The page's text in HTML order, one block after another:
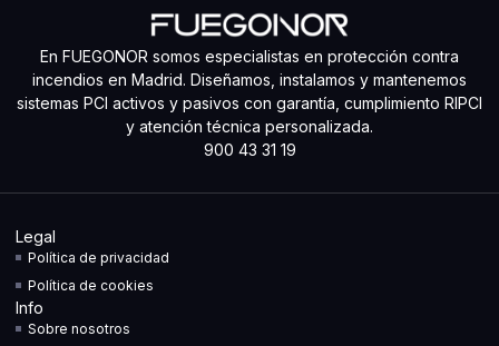
En FUEGONOR somos especialistas en protección contra
incendios en Madrid. Diseñamos, instalamos y mantenemos
sistemas PCI activos y pasivos con garantía, cumplimiento RIPCI
y atención técnica personalizada.
900 43 31 19
Legal
Política de privacidad
Política de cookies
Info
Sobre nosotros